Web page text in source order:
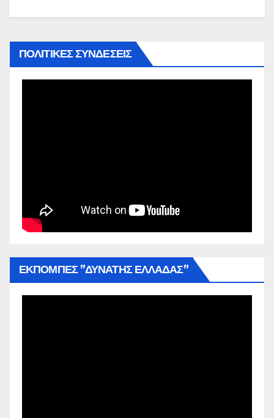
ΠΟΛΙΤΙΚΕΣ ΣΥΝΔΕΣΕΙΣ
ΕΚΠΟΜΠΕΣ ”ΔΥΝΑΤΗΣ ΕΛΛΑΔΑΣ”